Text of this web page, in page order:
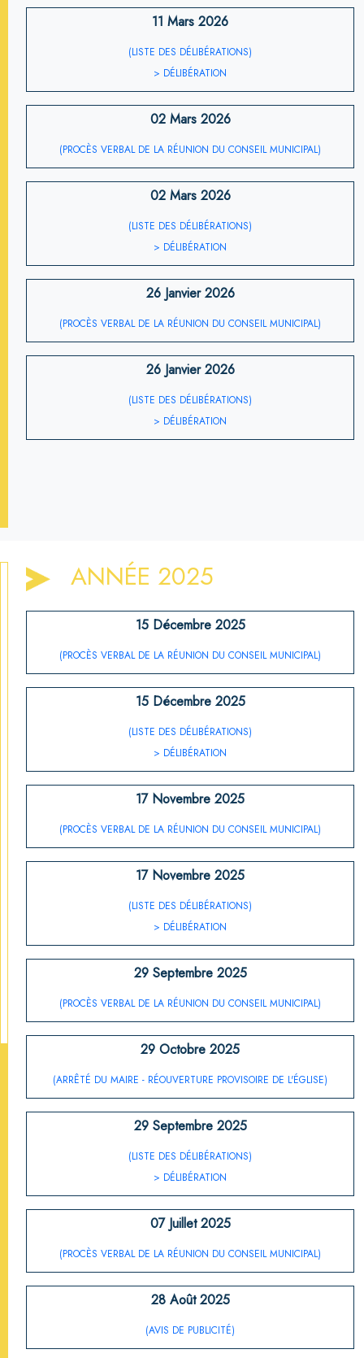
11 Mars 2026
(LISTE DES DÉLIBÉRATIONS)
> DÉLIBÉRATION
02 Mars 2026
(PROCÈS VERBAL DE LA RÉUNION DU CONSEIL MUNICIPAL)
02 Mars 2026
(LISTE DES DÉLIBÉRATIONS)
> DÉLIBÉRATION
26 Janvier 2026
(PROCÈS VERBAL DE LA RÉUNION DU CONSEIL MUNICIPAL)
26 Janvier 2026
(LISTE DES DÉLIBÉRATIONS)
> DÉLIBÉRATION
ANNÉE 2025
15 Décembre 2025
(PROCÈS VERBAL DE LA RÉUNION DU CONSEIL MUNICIPAL)
15 Décembre 2025
(LISTE DES DÉLIBÉRATIONS)
> DÉLIBÉRATION
17 Novembre 2025
(PROCÈS VERBAL DE LA RÉUNION DU CONSEIL MUNICIPAL)
17 Novembre 2025
(LISTE DES DÉLIBÉRATIONS)
> DÉLIBÉRATION
29 Septembre 2025
(PROCÈS VERBAL DE LA RÉUNION DU CONSEIL MUNICIPAL)
29 Octobre 2025
(ARRÊTÉ DU MAIRE - RÉOUVERTURE PROVISOIRE DE L'ÉGLISE)
29 Septembre 2025
(LISTE DES DÉLIBÉRATIONS)
> DÉLIBÉRATION
07 Juillet 2025
(PROCÈS VERBAL DE LA RÉUNION DU CONSEIL MUNICIPAL)
28 Août 2025
(AVIS DE PUBLICITÉ)